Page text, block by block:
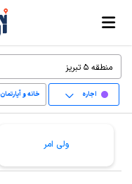
اجاره خانه و آپارتمان
ولی امر